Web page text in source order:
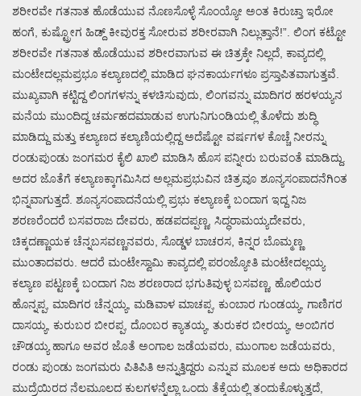
ಶರೀರವೇ ಗತನಾತ ಹೊಡೆಯುವ ನೊಣಸೊಳ್ಳೆ ಸೊಂಯ್ಯೋ ಅಂತ ಕಿರುಚ್ತಾ ಇರೋ
ಹಂಗೆ, ಕುಷ್ಟ್ರೋಗ ಹಿಡ್ದ್ ಕೀವುರಕ್ತ ಸೋರುವ ಶರೀರವಾಗಿ ನಿಲ್ಲುತ್ತಾನೆ!”. ಲಿಂಗ ಕಟ್ಟೋ
ಶರೀರವೇ ಗತನಾತ ಹೊಡೆಯುವ ಶರೀರವಾಗುವ ಈ ಚಿತ್ರಕ್ಕೇ ನಿಲ್ಲದೆ, ಕಾವ್ಯದಲ್ಲಿ
ಮಂಟೇದಲ್ಲಮಪ್ರಭೂ ಕಲ್ಯಾಣದಲ್ಲಿ ಮಾಡಿದ ಘನಕಾರ್ಯಗಳೂ ಪ್ರಸ್ತಾಪಿತವಾಗುತ್ತವೆ.
ಮುಖ್ಯವಾಗಿ ಕಟ್ಟಿದ್ದ ಲಿಂಗಗಳನ್ನು ಕಳಚಿಸುವುದು, ಲಿಂಗವನ್ನು ಮಾದಿಗರ ಹರಳಯ್ಯನ
ಮನೆಯ ಮುಂದಿದ್ದ ಚರ್ಮಹದಮಾಡುವ ಉಗುನಿಗುಂಡಿಯಲ್ಲಿ ತೊಳೆದು ಶುದ್ಧಿ
ಮಾಡಿದ್ದು ಮತ್ತು ಕಲ್ಯಾಣದ ಕಲ್ಯಾಣಿಯಲ್ಲಿದ್ದ ಅದೆಷ್ಟೋ ವರ್ಷಗಳ ಕೊಚ್ಚೆ ನೀರನ್ನು
ರಂಡುಪುಂಡು ಜಂಗಮರ ಕೈಲಿ ಖಾಲಿ ಮಾಡಿಸಿ ಹೊಸ ಪನ್ನೀರು ಬರುವಂತೆ ಮಾಡಿದ್ದು.
ಅದರ ಜೊತೆಗೆ ಕಲ್ಯಾಣಕ್ಕಾಗಮಿಸಿದ ಅಲ್ಲಮಪ್ರಭುವಿನ ಚಿತ್ರವೂ ಶೂನ್ಯಸಂಪಾದನೆಗಿಂತ
ಭಿನ್ನವಾಗುತ್ತದೆ. ಶೂನ್ಯಸಂಪಾದನೆಯಲ್ಲಿ ಪ್ರಭು ಕಲ್ಯಾಣಕ್ಕೆ ಬಂದಾಗ ಇದ್ದ ನಿಜ
ಶರಣರೆಂದರೆ ಬಸವರಾಜ ದೇವರು, ಹಡಪದಪ್ಪಣ್ಣ, ಸಿದ್ಧರಾಮಯ್ಯದೇವರು,
ಚಿಕ್ಕದಣ್ಣಾಯಕ ಚೆನ್ನಬಸವಣ್ಣನವರು, ಸೊಡ್ಡಳ ಬಾಚರಸ, ಕಿನ್ನರ ಬೊಮ್ಮಣ್ಣ
ಮುಂತಾದವರು. ಆದರೆ ಮಂಟೇಸ್ವಾಮಿ ಕಾವ್ಯದಲ್ಲಿ ಪರಂಜ್ಯೋತಿ ಮಂಟೇದಲ್ಲಯ್ಯ
ಕಲ್ಯಾಣ ಪಟ್ಟಣಕ್ಕೆ ಬಂದಾಗ ನಿಜ ಶರಣರಾದ ಭಗುತಿವುಳ್ಳ ಬಸವಣ್ಣ, ಹೊಲಿಯರ
ಹೊನ್ನಪ್ಪ, ಮಾದಿಗರ ಚೆನ್ನಯ್ಯ, ಮಡಿವಾಳ ಮಾಚಪ್ಪ, ಕುಂಬಾರ ಗುಂಡಯ್ಯ, ಗಾಣಿಗರ
ದಾಸಯ್ಯ, ಕುರುಬರ ಬೀರಪ್ಪ, ದೊಂಬರ ಕ್ಯಾತಯ್ಯ, ತುರುಕರ ಬೀರಯ್ಯ, ಅಂಬಿಗರ
ಚೌಡಯ್ಯ ಹಾಗೂ ಅವರ ಜೊತೆ ಅಂಗಾಲ ಜಡೆಯವರು, ಮುಂಗಾಲ ಜಡೆಯವರು,
ರಂಡು ಪುಂಡು ಜಂಗಮರು ಪಿತಿಪಿತಿ ಅನ್ನುತ್ತಿದ್ದರು ಎನ್ನುವ ಮೂಲಕ ಅದು ಅಧಿಕಾರದ
ಮುದ್ರೆಯಿರದ ನೆಲಮೂಲದ ಕುಲಗಳನ್ನೆಲ್ಲಾ ಒಂದು ತೆಕ್ಕೆಯಲ್ಲಿ ತಂದುಕೊಳ್ಳುತ್ತದೆ,